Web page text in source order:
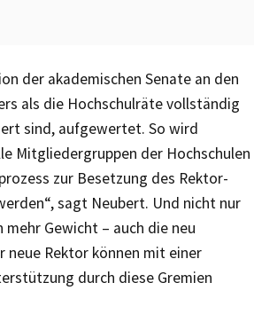
der akademischen Senate an den
als die Hochschulräte vollständig
sind, aufgewertet. So wird
Mitgliedergruppen der Hochschulen
zur Besetzung des Rektor-
sagt Neubert. Und nicht nur
mehr Gewicht – auch die neu
neue Rektor können mit einer
durch diese Gremien